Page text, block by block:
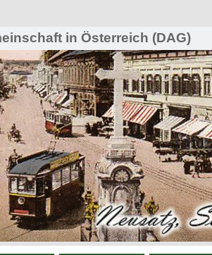
in Österreich (DAG)